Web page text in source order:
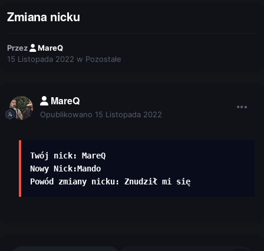
Zmiana nicku
Przez
MareQ
15 Listopada 2022 w Pozostałe
MareQ
Opublikowano 15 Listopada 2022
Twój nick: MareQ
Nowy Nick:Mando
Powód zmiany nicku: Znudził mi się